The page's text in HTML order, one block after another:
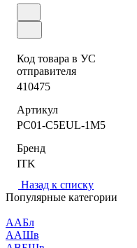
Код товара в УС
отправителя
410475
Артикул
PC01-C5EUL-1M5
Бренд
ITK
Назад к списку
Популярные категории
ААБл
ААШв